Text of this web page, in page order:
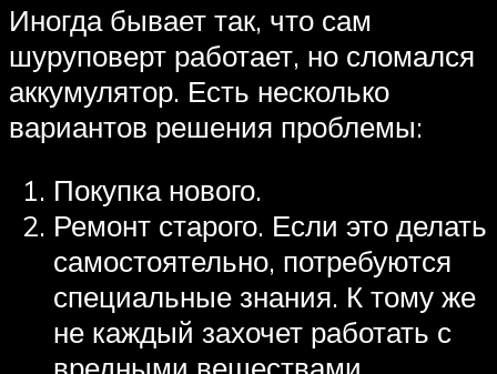
Иногда бывает так, что сам
шуруповерт работает, но сломался
аккумулятор. Есть несколько
вариантов решения проблемы:
Покупка нового.
Ремонт старого. Если это делать
самостоятельно, потребуются
специальные знания. К тому же
не каждый захочет работать с